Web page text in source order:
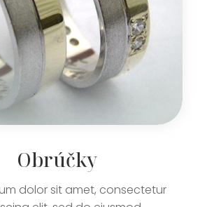
Obrúčky
dolor sit amet, consectetur